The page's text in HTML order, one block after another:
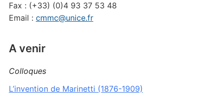
Fax : (+33) (0)4 93 37 53 48
Email : cmmc@unice.fr
A venir
Colloques
L’invention de Marinetti (1876-1909)